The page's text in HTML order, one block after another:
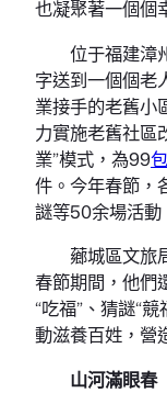
也凝聚著一個個
位于福建漳州
字送到一個個老
業接手的老舊小
力實施老舊社區
業”模式，為99
件。今年春節，
謎等50余場活動
薌城區文旅局
春節期間，他們
“吃福”、猜謎“
動滋養百姓，營
山河滿眼春